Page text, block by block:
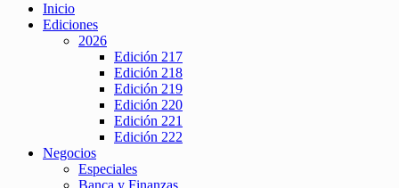
Inicio
Ediciones
2026
Edición 217
Edición 218
Edición 219
Edición 220
Edición 221
Edición 222
Negocios
Especiales
Banca y Finanzas